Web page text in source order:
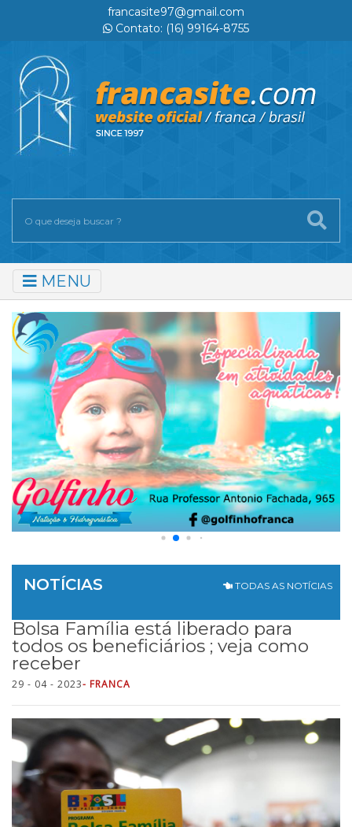
francasite97@gmail.com
Contato: (16) 99164-8755
MENU
NOTÍCIAS TODAS AS NOTÍCIAS
Bolsa Família está liberado para
todos os beneficiários ; veja como
receber
29 - 04 - 2023- FRANCA